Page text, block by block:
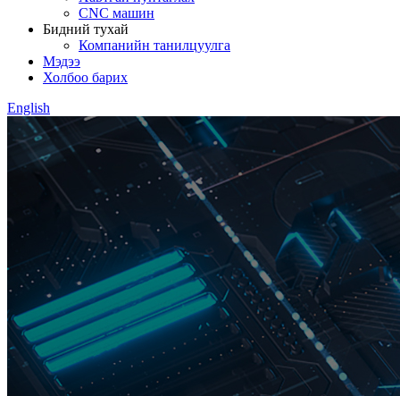
CNC машин
Бидний тухай
Компанийн танилцуулга
Мэдээ
Холбоо барих
English